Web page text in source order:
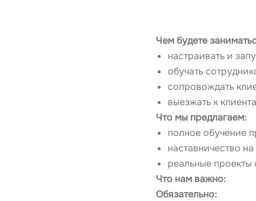
Чем будете
настраивать и
обучать
сопровождать
выезжать к
Что мы предлагаем:
полное обучение
наставничество
реальные проекты
Что нам важно:
Обязательно: